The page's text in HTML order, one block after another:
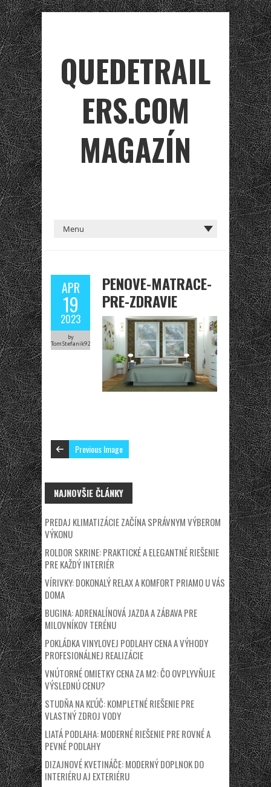
QUEDETRAIL
ERS.COM
MAGAZÍN
APR
19
2023
by
TomStefanik92
PENOVE-MATRACE-
PRE-ZDRAVIE
Previous Image
NAJNOVŠIE ČLÁNKY
PREDAJ KLIMATIZÁCIE ZAČÍNA SPRÁVNYM VÝBEROM
VÝKONU
ROLDOR SKRINE: PRAKTICKÉ A ELEGANTNÉ RIEŠENIE
PRE KAŽDÝ INTERIÉR
VÍRIVKY: DOKONALÝ RELAX A KOMFORT PRIAMO U VÁS
DOMA
BUGINA: ADRENALÍNOVÁ JAZDA A ZÁBAVA PRE
MILOVNÍKOV TERÉNU
POKLÁDKA VINYLOVEJ PODLAHY CENA A VÝHODY
PROFESIONÁLNEJ REALIZÁCIE
VNÚTORNÉ OMIETKY CENA ZA M2: ČO OVPLYVŇUJE
VÝSLEDNÚ CENU?
STUDŇA NA KĽÚČ: KOMPLETNÉ RIEŠENIE PRE
VLASTNÝ ZDROJ VODY
LIATÁ PODLAHA: MODERNÉ RIEŠENIE PRE ROVNÉ A
PEVNÉ PODLAHY
DIZAJNOVÉ KVETINÁČE: MODERNÝ DOPLNOK DO
INTERIÉRU AJ EXTERIÉRU